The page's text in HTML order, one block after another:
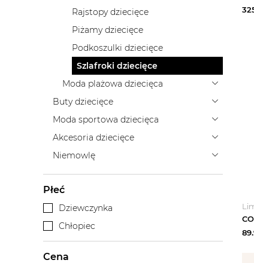
Rajstopy dziecięce
Piżamy dziecięce
Podkoszulki dziecięce
Szlafroki dziecięce
Moda plażowa dziecięca
Buty dziecięce
Moda sportowa dziecięca
Akcesoria dziecięce
Niemowlę
Płeć
Dziewczynka
Chłopiec
Cena